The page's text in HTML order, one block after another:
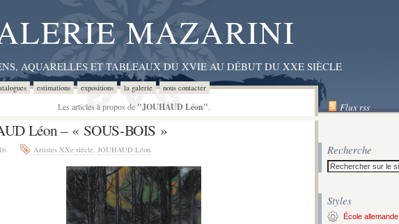
MAZARINI
AQUARELLES ET TABLEAUX DU XVIE AU DÉBUT DU XXE SIÈCLE
estimations expositions la galerie nous contacter
Les articles à propos de "JOUHAUD Léon". Flux rss
Léon – « SOUS-BOIS »
Artistes XXe siècle, JOUHAUD Léon Recherche
Styles
École allemande